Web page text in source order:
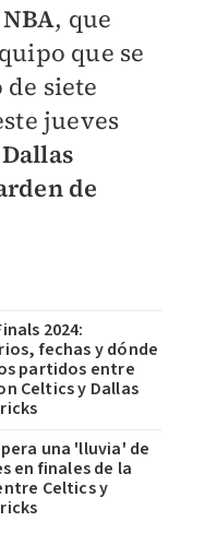
, que
que se
siete
jueves
Dallas
de
2024:
fechas y dónde
partidos entre
Celtics y Dallas
una 'lluvia' de
en finales de la
Celtics y